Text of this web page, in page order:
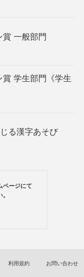
賞 一般部門
学生部門《学生
る漢字あそび
ページにて
利用規約 お問い合わせ